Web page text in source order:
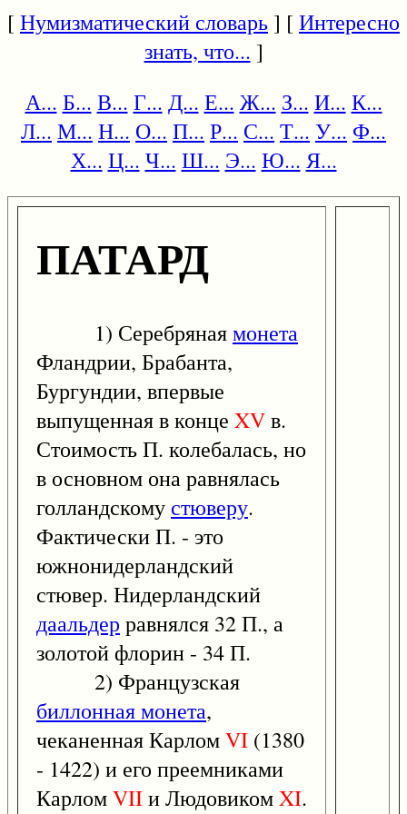
[Нумизматический словарь] [Интересно
знать, что... ]
А... Б... В... Г... Д... Е... Ж... З... И... К...
Л... М... Н... О... П... Р... С... Т... У... Ф...
Х... Ц... Ч... Ш... Э... Ю... Я...
ПАТАРД
1) Серебрянаямонета
Фландрии, Брабанта,
Бургундии, впервые
выпущенная в конце XVв.
Стоимость П. колебалась, но
в основном она равнялась
голландскому стюверу.
Фактически П. - это
южнонидерландский
стювер. Нидерландский
даальдер равнялся 32 П., а
золотой флорин - 34 П.
2) Французская
биллонная монета,
чеканенная КарломVI (1380
- 1422) и его преемниками
КарломVIIи ЛюдовикомXI.